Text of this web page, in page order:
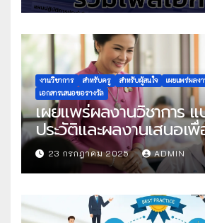
งานวิชาการ สำหรับครู สำหรับผู้สนใจ
เผยแพร่ผลง
เอกสารเสนอขอรางวัล
เผยแพร่ผลงานวิชาการ
ประวัติและผลงานเสนอเ
ในโครงการครูดีในดวงใจ
2568 ครั้งที่ 22
23 กรกฎาคม 2025 ADMIN